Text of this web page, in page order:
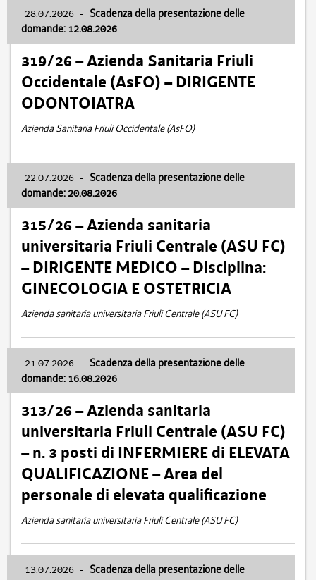
28.07.2026 - Scadenza della presentazione delle
domande: 12.08.2026
319/26 – Azienda Sanitaria Friuli
Occidentale (AsFO) – DIRIGENTE
ODONTOIATRA
Azienda Sanitaria Friuli Occidentale (AsFO)
22.07.2026 - Scadenza della presentazione delle
domande: 20.08.2026
315/26 – Azienda sanitaria
universitaria Friuli Centrale (ASU FC)
– DIRIGENTE MEDICO – Disciplina:
GINECOLOGIA E OSTETRICIA
Azienda sanitaria universitaria Friuli Centrale (ASU FC)
21.07.2026 - Scadenza della presentazione delle
domande: 16.08.2026
313/26 – Azienda sanitaria
universitaria Friuli Centrale (ASU FC)
– n. 3 posti di INFERMIERE di ELEVATA
QUALIFICAZIONE – Area del
personale di elevata qualificazione
Azienda sanitaria universitaria Friuli Centrale (ASU FC)
13.07.2026 - Scadenza della presentazione delle